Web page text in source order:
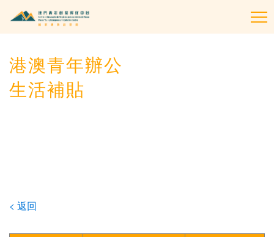
港澳青年辦公
生活補貼
< 返回